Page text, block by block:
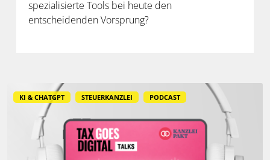
spezialisierte Tools bei heute den
entscheidenden Vorsprung?
KI & CHATGPT STEUERKANZLEI PODCAST